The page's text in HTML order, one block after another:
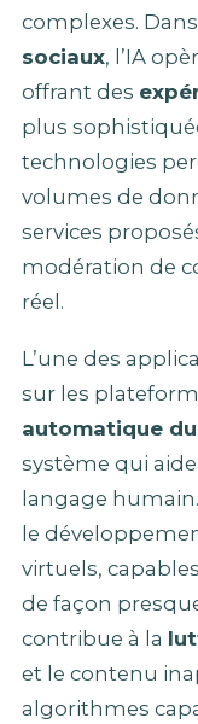
complexes.
sociaux, l’IA
offrant des
plus
technologies
volumes de
services
modération de
réel.
L’une des
sur les
automatique
système qui
langage
le
virtuels,
de façon
contribue à la
et le contenu
algorithmes